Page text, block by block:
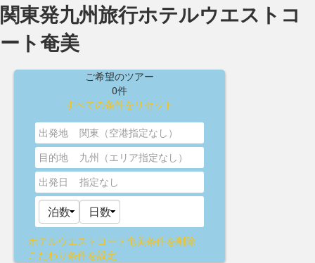
関東発九州旅行ホテルウエストコ
ート奄美
ご希望のツアー
0件
すべての条件をリセット
出発地
関東（空港指定なし）
目的地
九州（エリア指定なし）
出発日
指定なし
ホテルウエストコート奄美条件を削除
こだわり条件を設定